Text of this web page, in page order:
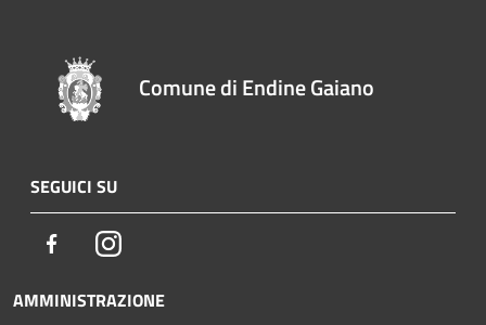
Comune di Endine Gaiano
SEGUICI SU
FacebookInstagram
AMMINISTRAZIONE